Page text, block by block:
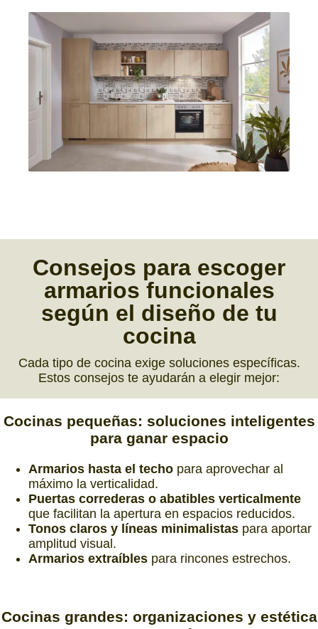
Consejos para escoger
armarios funcionales
según el diseño de tu
cocina
Cada tipo de cocina exige soluciones específicas.
Estos consejos te ayudarán a elegir mejor:
Cocinas pequeñas: soluciones inteligentes
para ganar espacio
Armarios hasta el techo para aprovechar al
máximo la verticalidad.
Puertas correderas o abatibles verticalmente
que facilitan la apertura en espacios reducidos.
Tonos claros y líneas minimalistas para aportar
amplitud visual.
Armarios extraíbles para rincones estrechos.
Cocinas grandes: organizaciones y estética